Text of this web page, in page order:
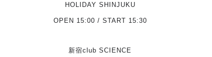
HOLIDAY SHINJUKU
OPEN 15:00 / START 15:30
新宿club SCIENCE